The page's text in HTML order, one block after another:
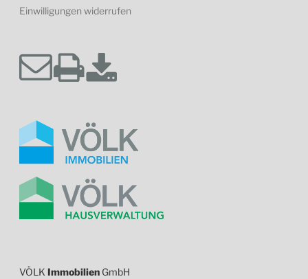
Einwilligungen widerrufen
VÖLK Immobilien GmbH